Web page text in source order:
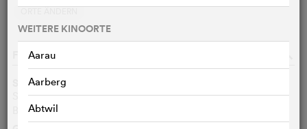
WEITERE KINOORTE
Aarau
Aarberg
Abtwil
FILMDATEN
Synchrontitel
SpongeBob Schwammkopf: Piraten Ahoi! DE
Bob L’Éponge – Le Film : Un Pour Tous, Tous Pirates !